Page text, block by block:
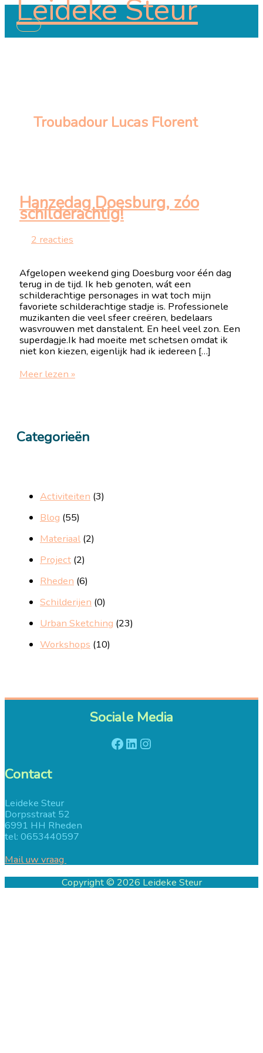
naarLeideke Steur
Hoofdmenu
Troubadour Lucas Florent
Hanzedag Doesburg, zóo
schilderachtig!
2 reacties
Afgelopen weekend ging Doesburg voor één dag
terug in de tijd. Ik heb genoten, wát een
schilderachtige personages in wat toch mijn
favoriete schilderachtige stadje is. Professionele
muzikanten die veel sfeer creëren, bedelaars
wasvrouwen met danstalent. En heel veel zon. Een
superdagje.Ik had moeite met schetsen omdat ik
niet kon kiezen, eigenlijk had ik iedereen […]
Hanzedag
Meer lezen »
Categorieën
Activiteiten (3)
Blog (55)
Materiaal (2)
Project (2)
Rheden (6)
Schilderijen (0)
Urban Sketching (23)
Workshops (10)
Sociale Media
Facebook
LinkedIn
Instagram
Contact
Leideke Steur
Dorpsstraat 52
6991 HH Rheden
tel: 0653440597
Mail uw vraag
Copyright © 2026 Leideke Steur